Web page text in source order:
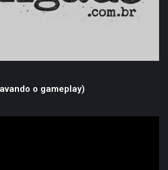
o gameplay)